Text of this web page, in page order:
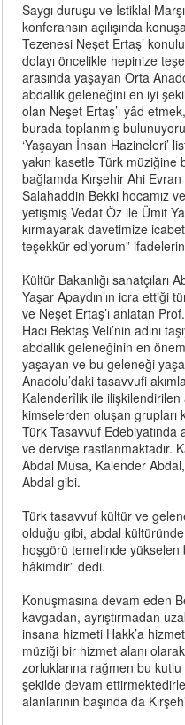
Saygı duruşu ve İstiklal
konferansın açılışında
Tezenesi Neşet Ertaş’
dolayı öncelikle hepinize
arasında yaşayan Orta
abdallık geleneğini en iyi
olan Neşet Ertaş’ı yâd
burada toplanmış
‘Yaşayan İnsan Hazineleri’
yakın kasetle Türk
bağlamda Kırşehir Ahi
Salahaddin Bekki hocamız
yetişmiş Vedat Öz ile Ümit
kırmayarak davetimize
teşekkür ediyorum”
Kültür Bakanlığı sanatçıları
Yaşar Apaydın’ın icra ettiği
ve Neşet Ertaş’ı anlatan
Hacı Bektaş Veli’nin adını
abdallık geleneğinin en
yaşayan ve bu geleneği
Anadolu’daki tasavvufi
Kalenderîlik ile ilişkilendirilen
kimselerden oluşan grupları
Türk Tasavvuf Edebiyatında
ve dervişe rastlanmaktadır.
Abdal Musa, Kalender
Abdal gibi.
Türk tasavvuf kültür ve
olduğu gibi, abdal
hoşgörü temelinde yükselen
hâkimdir” dedi.
Konuşmasına devam eden
kavgadan, ayrıştırmadan
insana hizmeti Hakk’a
müziği bir hizmet alanı
zorluklarına rağmen bu
şekilde devam
alanlarının başında da